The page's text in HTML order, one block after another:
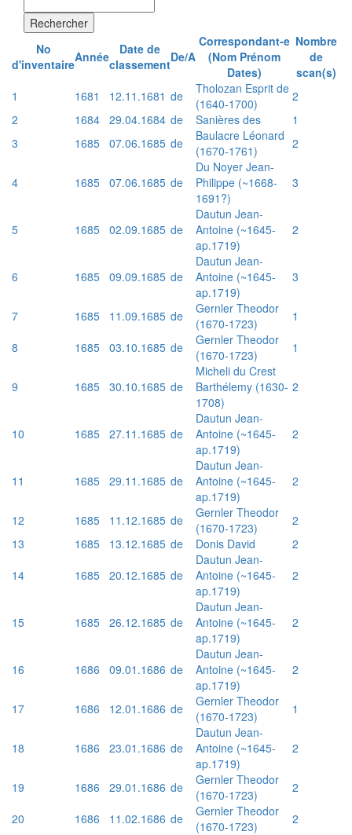
Rechercher
No
d'inventaireAnnée
Date de
classementDe/A
Correspondant-e
(Nom Prénom
Dates)
Nombre
de
scan(s)
1
1681 12.11.1681 de
Tholozan Esprit de
(1640-1700)
2
2
1684 29.04.1684 de Sanières des
1
3
1685 07.06.1685 de
Baulacre Léonard
(1670-1761)
2
4 1685 07.06.1685 de
Du Noyer Jean-
Philippe (~1668-
1691?)
3
5 1685 02.09.1685 de
Dautun Jean-
Antoine (~1645-
ap.1719)
2
6 1685 09.09.1685 de
Dautun Jean-
Antoine (~1645-
ap.1719)
3
7 1685 11.09.1685 de
Gernler Theodor
(1670-1723)
1
8
1685 03.10.1685 de
Gernler Theodor
(1670-1723)
1
9 1685 30.10.1685 de
Micheli du Crest
Barthélemy (1630-
1708)
2
10 1685 27.11.1685 de
Dautun Jean-
Antoine (~1645-
ap.1719)
2
11 1685 29.11.1685 de
Dautun Jean-
Antoine (~1645-
ap.1719)
2
12 1685 11.12.1685 de
Gernler Theodor
(1670-1723)
2
13
1685 13.12.1685 de Donis David
2
14
1685 20.12.1685 de
Dautun Jean-
Antoine (~1645-
ap.1719)
2
15 1685 26.12.1685 de
Dautun Jean-
Antoine (~1645-
ap.1719)
2
16 1686 09.01.1686 de
Dautun Jean-
Antoine (~1645-
ap.1719)
2
17 1686 12.01.1686 de
Gernler Theodor
(1670-1723)
1
18 1686 23.01.1686 de
Dautun Jean-
Antoine (~1645-
ap.1719)
2
19 1686 29.01.1686 de
Gernler Theodor
(1670-1723)
2
20
1686 11.02.1686 de
Gernler Theodor
(1670-1723)
2